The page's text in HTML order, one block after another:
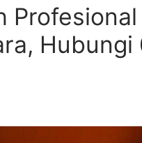
Hubungi